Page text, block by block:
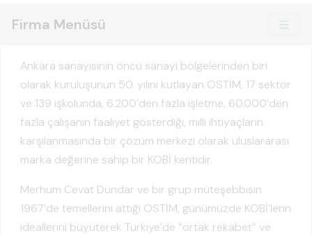
Firma Menüsü
Ankara sanayisinin öncü sanayi bölgelerinden biri
olarak kuruluşunun 50. yılını kutlayan OSTİM, 17 sektör
ve 139 işkolunda, 6.200’den fazla işletme, 60.000’den
fazla çalışanın faaliyet gösterdiği, milli ihtiyaçların
karşılanmasında bir çözüm merkezi olarak uluslararası
marka değerine sahip bir KOBİ kentidir.
Merhum Cevat Dündar ve bir grup müteşebbisin
1967’de temellerini attığı OSTİM, günümüzde KOBİ’lerin
ideallerini büyüterek Türkiye’de “ortak rekabet” ve